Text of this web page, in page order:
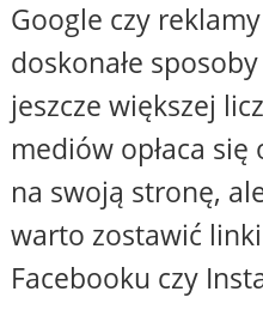
Google czy
doskonałe
jeszcze większej
mediów opłaca
na swoją stronę,
warto zostawić
Facebooku czy